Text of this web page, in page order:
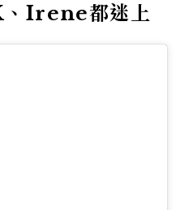
Irene都迷上